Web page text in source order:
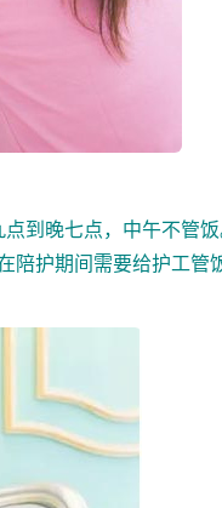
到晚七点，中午不管
陪护期间需要给护工管